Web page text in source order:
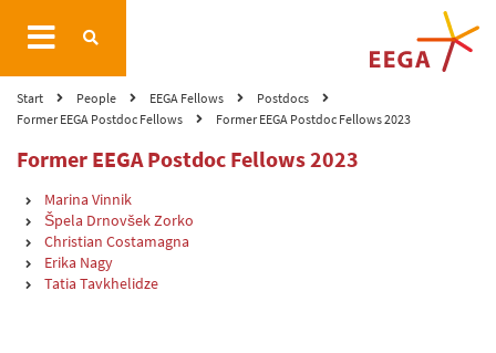
Start People EEGA Fellows
Postdocs
Former EEGA Postdoc Fellows
Former EEGA Postdoc Fellows 2023
Former EEGA Postdoc Fellows 2023
Marina Vinnik
Špela Drnovšek Zorko
Christian Costamagna
Erika Nagy
Tatia Tavkhelidze